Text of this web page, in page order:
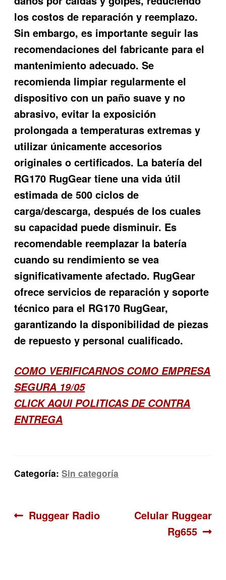
los costos de reparación y reemplazo.
Sin embargo, es importante seguir las
recomendaciones del fabricante para el
mantenimiento adecuado. Se
recomienda limpiar regularmente el
dispositivo con un paño suave y no
abrasivo, evitar la exposición
prolongada a temperaturas extremas y
utilizar únicamente accesorios
originales o certificados. La batería del
RG170 RugGear tiene una vida útil
estimada de 500 ciclos de
carga/descarga, después de los cuales
su capacidad puede disminuir. Es
recomendable reemplazar la batería
cuando su rendimiento se vea
significativamente afectado. RugGear
ofrece servicios de reparación y soporte
técnico para el RG170 RugGear,
garantizando la disponibilidad de piezas
de repuesto y personal cualificado.
COMO VERIFICARNOS COMO EMPRESA
SEGURA 19/05
CLICK AQUI POLITICAS DE CONTRA
ENTREGA
Categoría:Sin categoría
Navegación
Anterior:
Ruggear Radio Siguiente:
Celular Ruggear
Rg655